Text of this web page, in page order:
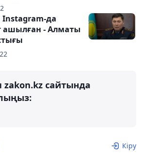
да
ашылған - Алматы
сайтында
Кіру